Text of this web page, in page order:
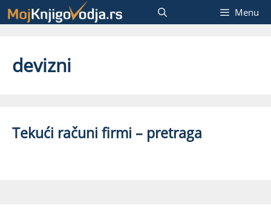
Skip
to
Menu
devizni
Tekući računi firmi – pretraga